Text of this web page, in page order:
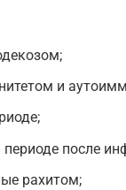
и
после
рахитом;